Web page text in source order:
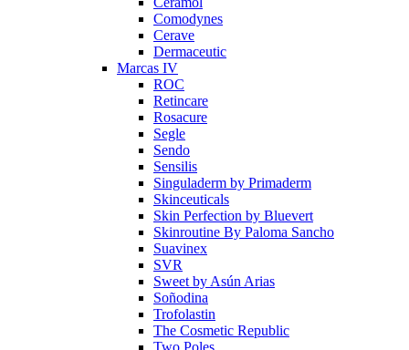
Comodynes
Cerave
Dermaceutic
Marcas IV
ROC
Retincare
Rosacure
Segle
Sendo
Sensilis
Singuladerm by Primaderm
Skinceuticals
Skin Perfection by Bluevert
Skinroutine By Paloma Sancho
Suavinex
SVR
Sweet by Asún Arias
Soñodina
Trofolastin
The Cosmetic Republic
Two Poles